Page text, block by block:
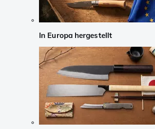
In Europa hergestellt